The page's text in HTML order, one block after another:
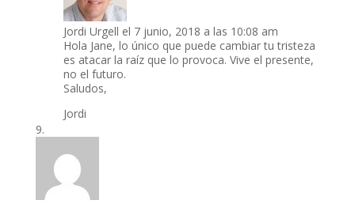
Jordi Urgell el 7 junio, 2018 a las 10:08 am
Hola Jane, lo único que puede cambiar tu tristeza
es atacar la raíz que lo provoca. Vive el presente,
no el futuro.
Saludos,
Jordi